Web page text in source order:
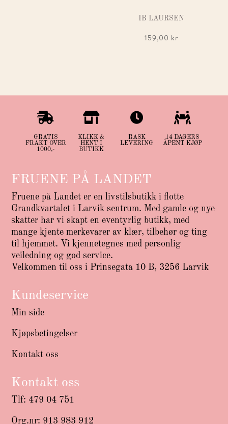
IB LAURSEN
159,00 kr

GRATIS
FRAKT OVER
1000,-

KLIKK &
HENT I
BUTIKK

RASK
LEVERING

14 DAGERS
ÅPENT KJØP
FRUENE PÅ LANDET
Fruene på Landet er en livstilsbutikk i flotte
Grandkvartalet i Larvik sentrum. Med gamle og nye
skatter har vi skapt en eventyrlig butikk, med
mange kjente merkevarer av klær, tilbehør og ting
til hjemmet. Vi kjennetegnes med personlig
veiledning og god service.
Velkommen til oss i Prinsegata 10 B, 3256 Larvik
Kundeservice
Min side
Kjøpsbetingelser
Kontakt oss
Kontakt oss
Tlf: 479 04 751
Org.nr: 913 983 912